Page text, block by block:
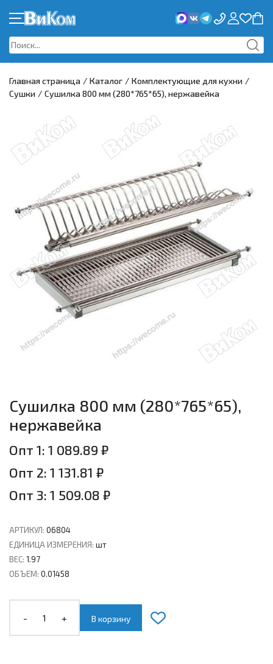
КАТАЛОГ
ПРОМО
СИСТЕМА СКИДОК
ДОСТАВКА
О КОМПАНИИ
КОНТАКТЫ
Главная страница / Каталог / Комплектующие для кухни /
Сушки / Сушилка 800 мм (280*765*65), нержавейка
Сушилка 800 мм (280*765*65),
нержавейка
Опт 1: 1 089.89 ₽
Опт 2: 1 131.81 ₽
Опт 3: 1 509.08 ₽
АРТИКУЛ: 06804
ЕДИНИЦА ИЗМЕРЕНИЯ: шт
ВЕС: 1.97
ОБЪЕМ: 0.01458
- + В корзину